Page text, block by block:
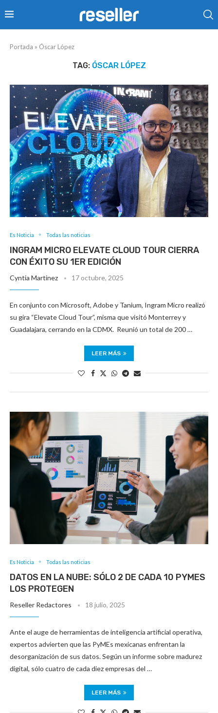
Portada » Óscar López
TAG: ÓSCAR LÓPEZ
Es Noticia Todas las noticias
INGRAM MICRO ELEVATE CLOUD TOUR CIERRA
CON ÉXITO SU 1ER EDICIÓN
Cyntia Martinez 17 octubre, 2025
En conjunto con Microsoft, Adobe y Tanium, Ingram Micro realizó
su gira “Elevate Cloud Tour”, misma que visitó Monterrey y
Guadalajara, cerrando en la CDMX. Reunió un total de 200 …
LEER MÁS
Es Noticia Todas las noticias
DATOS EN LA NUBE: SÓLO 2 DE CADA 10 PYMES
LOS PROTEGEN
Reseller Redactores 18 julio, 2025
Ante el auge de herramientas de inteligencia artificial operativa,
expertos advierten que las PyMEs mexicanas enfrentan la
desorganización de sus datos. Según un informe sobre madurez
digital, sólo cuatro de cada diez empresas del …
LEER MÁS